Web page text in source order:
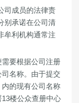
司成员的法律责
别承诺在公司清
牟利机构通常注
要根据公司注册
司名称。由于提交
的现有公司名称
楼公众查册中心